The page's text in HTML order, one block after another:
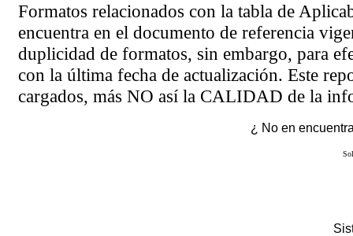
Formatos relacionados con la tabla de
encuentra en el documento de referencia
duplicidad de formatos, sin embargo, para
con la última fecha de actualización. Este
cargados, más NO así la CALIDAD de la
¿ No en